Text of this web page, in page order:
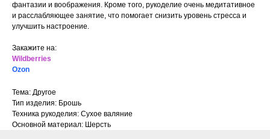
фантазии и воображения. Кроме того, рукоделие очень медитативное
и расслабляющее занятие, что помогает снизить уровень стресса и
улучшить настроение.
Закажите на:
Wildberries
Ozon
Тема: Другое
Тип изделия: Брошь
Техника рукоделия: Сухое валяние
Основной материал: Шерсть